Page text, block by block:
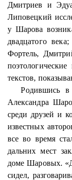
Дмитриев и
Липовецкий
у Шарова
двадцатого
Фортель,
поэтологические
текстов,
Родившись в
Александра
среди друзей и
известных
все во время
дальних мест
доме Шаровых.
сидел,